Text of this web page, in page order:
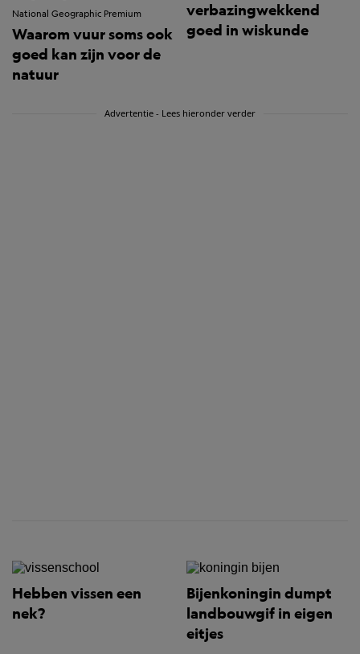
National Geographic Premium
Waarom vuur soms ook
goed kan zijn voor de
natuur
verbazingwekkend
goed in wiskunde
Advertentie - Lees hieronder verder
Hebben vissen een
nek?
Bijenkoningin dumpt
landbouwgif in eigen
eitjes